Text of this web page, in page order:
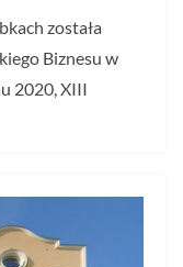
została
Biznesu w
2020, XIII